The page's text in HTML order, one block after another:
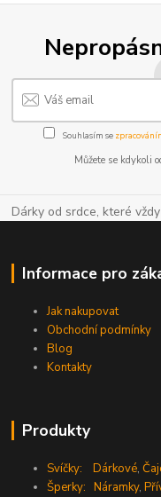
Souhlasím se
Můžete se kdykoli
Dárky od srdce, které
Informace pro
Jak nakupovat
Obchodní podmínky
Blog
Kontakty
Produkty
Svíčky: Dárkové,
Šperky: Náramky,